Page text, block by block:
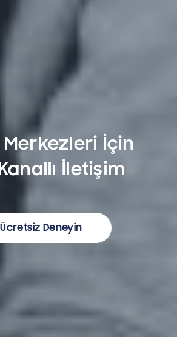
Merkezleri İçin
İletişim
Ücretsiz Deneyin